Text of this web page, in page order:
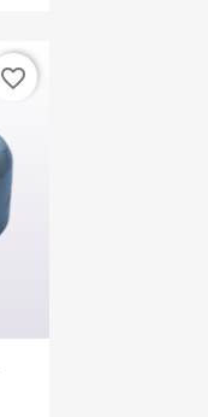
favorite_border